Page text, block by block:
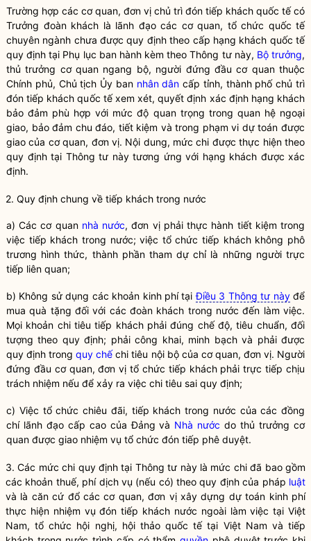
Trường hợp các cơ quan, đơn vị chủ trì đón tiếp khách quốc tế có
Trưởng đoàn khách là lãnh đạo các cơ quan, tổ chức quốc tế
chuyên ngành chưa được quy định theo cấp hạng khách quốc tế
quy định tại Phụ lục ban hành kèm theo Thông tư này, Bộ trưởng,
thủ trưởng cơ quan ngang bộ, người đứng đầu cơ quan thuộc
Chính phủ, Chủ tịch Ủy ban nhân dân cấp tỉnh, thành phố chủ trì
đón tiếp khách quốc tế xem xét, quyết định xác định hạng khách
bảo đảm phù hợp với mức độ quan trọng trong quan hệ ngoại
giao, bảo đảm chu đáo, tiết kiệm và trong phạm vi dự toán được
giao của cơ quan, đơn vị. Nội dung, mức chi được thực hiện theo
quy định tại Thông tư này tương ứng với hạng khách được xác
định.
2. Quy định chung về tiếp khách trong nước
a) Các cơ quan nhà nước, đơn vị phải thực hành tiết kiệm trong
việc tiếp khách trong nước; việc tổ chức tiếp khách không phô
trương hình thức, thành phần tham dự chỉ là những người trực
tiếp liên quan;
b) Không sử dụng các khoản kinh phí tạiĐiều 3 Thông tư nàyđể
mua quà tặng đối với các đoàn khách trong nước đến làm việc.
Mọi khoản chi tiêu tiếp khách phải đúng chế độ, tiêu chuẩn, đối
tượng theo quy định; phải công khai, minh bạch và phải được
quy định trongquy chếchi tiêu nội bộ của cơ quan, đơn vị. Người
đứng đầu cơ quan, đơn vị tổ chức tiếp khách phải trực tiếp chịu
trách nhiệm nếu để xảy ra việc chi tiêu sai quy định;
c) Việc tổ chức chiêu đãi, tiếp khách trong nước của các đồng
chí lãnh đạo cấp cao của Đảng và Nhà nước do thủ trưởng cơ
quan được giao nhiệm vụ tổ chức đón tiếp phê duyệt.
3. Các mức chi quy định tại Thông tư này là mức chi đã bao gồm
các khoản thuế, phí dịch vụ (nếu có) theo quy định của pháp luật
và là căn cứ đổ các cơ quan, đơn vị xây dựng dự toán kinh phí
thực hiện nhiệm vụ đón tiếp khách nước ngoài làm việc tại Việt
Nam, tổ chức hội nghị, hội thảo quốc tế tại Việt Nam và tiếp